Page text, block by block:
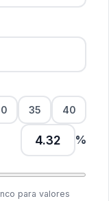
35 40
%
para valores